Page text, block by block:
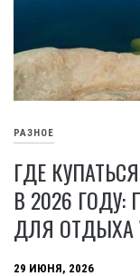
РАЗНОЕ
ГДЕ
В 2026
ДЛЯ ОТДЫХА
29 ИЮНЯ, 2026